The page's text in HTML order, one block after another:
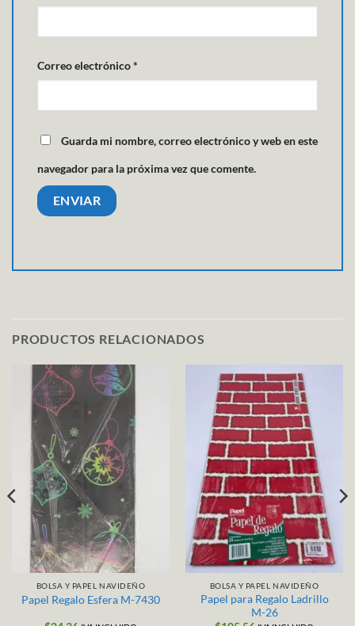
Correo electrónico*
Guarda mi nombre, correo electrónico y web en este
navegador para la próxima vez que comente.
PRODUCTOS RELACIONADOS
BOLSA Y PAPEL NAVIDEÑO
Papel Regalo Esfera M-7430
BOLSA Y PAPEL NAVIDEÑO
Papel para Regalo Ladrillo
M-26